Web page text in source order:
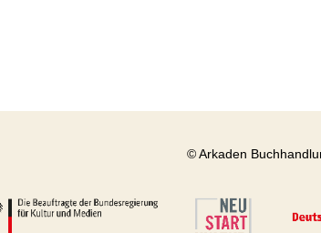
© Arkaden